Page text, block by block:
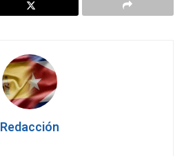
Redacción